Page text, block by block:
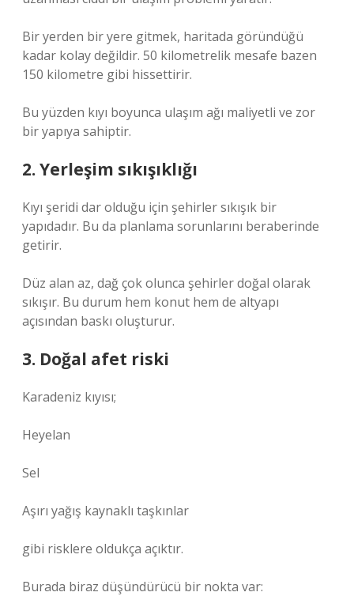
Bir yerden bir yere gitmek, haritada göründüğü
kadar kolay değildir. 50 kilometrelik mesafe bazen
150 kilometre gibi hissettirir.
Bu yüzden kıyı boyunca ulaşım ağı maliyetli ve zor
bir yapıya sahiptir.
2. Yerleşim sıkışıklığı
Kıyı şeridi dar olduğu için şehirler sıkışık bir
yapıdadır. Bu da planlama sorunlarını beraberinde
getirir.
Düz alan az, dağ çok olunca şehirler doğal olarak
sıkışır. Bu durum hem konut hem de altyapı
açısından baskı oluşturur.
3. Doğal afet riski
Karadeniz kıyısı;
Heyelan
Sel
Aşırı yağış kaynaklı taşkınlar
gibi risklere oldukça açıktır.
Burada biraz düşündürücü bir nokta var: